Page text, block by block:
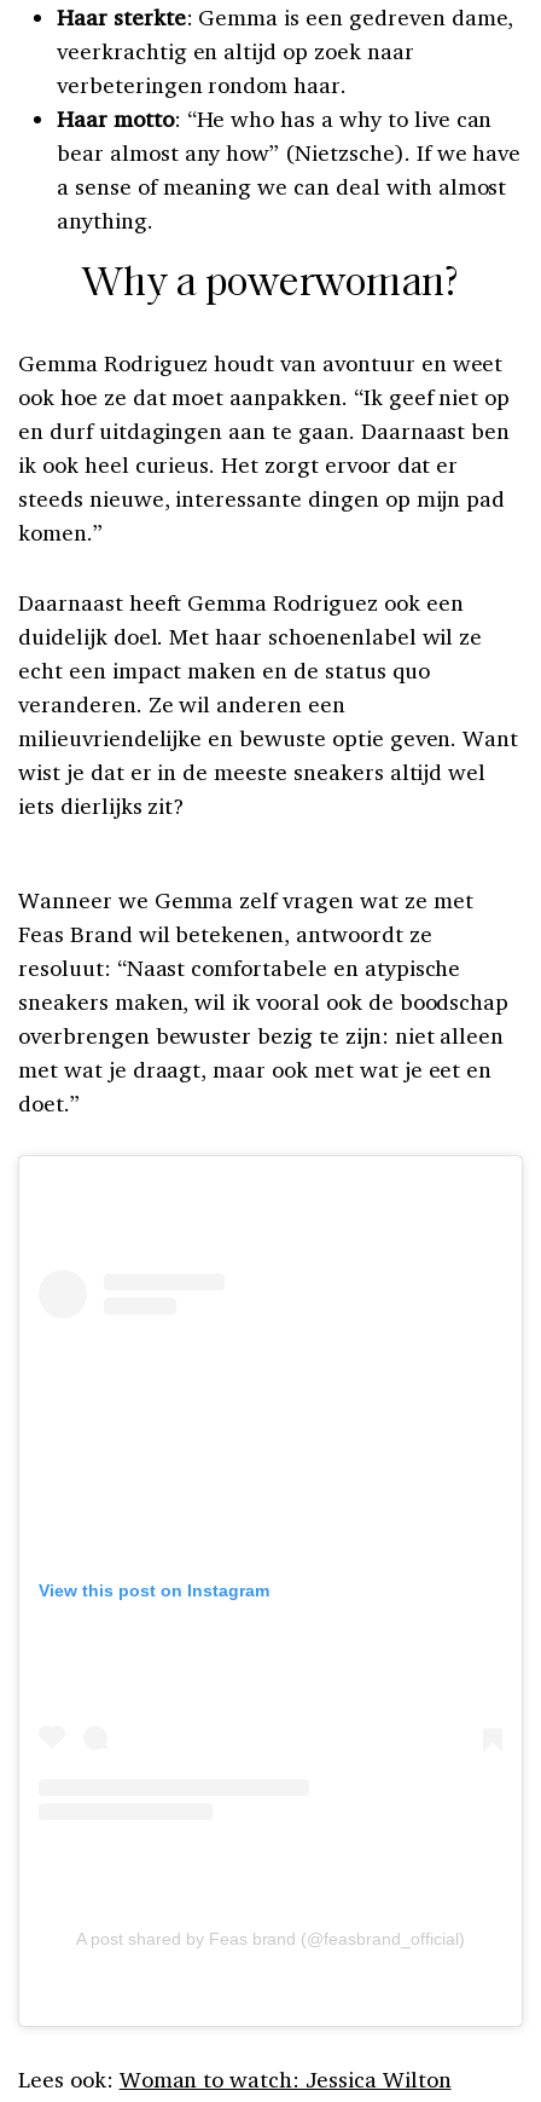
Haar sterkte: Gemma is een gedreven dame,
veerkrachtig en altijd op zoek naar
verbeteringen rondom haar.
Haar motto: “He who has a why to live can
bear almost any how” (Nietzsche). If we have
a sense of meaning we can deal with almost
anything.
Why a powerwoman?
Gemma Rodriguez houdt van avontuur en weet
ook hoe ze dat moet aanpakken. “Ik geef niet op
en durf uitdagingen aan te gaan. Daarnaast ben
ik ook heel curieus. Het zorgt ervoor dat er
steeds nieuwe, interessante dingen op mijn pad
komen.”
Daarnaast heeft Gemma Rodriguez ook een
duidelijk doel. Met haar schoenenlabel wil ze
echt een impact maken en de status quo
veranderen. Ze wil anderen een
milieuvriendelijke en bewuste optie geven. Want
wist je dat er in de meeste sneakers altijd wel
iets dierlijks zit?
Wanneer we Gemma zelf vragen wat ze met
Feas Brand wil betekenen, antwoordt ze
resoluut: “Naast comfortabele en atypische
sneakers maken, wil ik vooral ook de boodschap
overbrengen bewuster bezig te zijn: niet alleen
met wat je draagt, maar ook met wat je eet en
doet.”
View this post on Instagram
A post shared by Feas brand (@feasbrand_official)
Lees ook: Woman to watch: Jessica Wilton